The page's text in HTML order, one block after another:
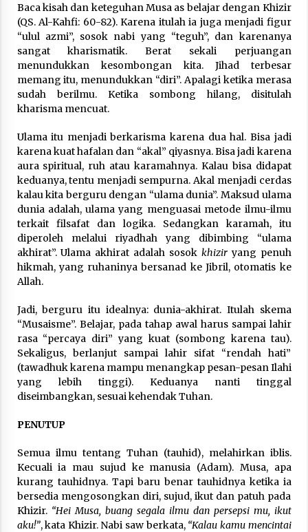
Baca kisah dan keteguhan Musa as belajar dengan Khizir
(QS. Al-Kahfi: 60-82). Karena itulah ia juga menjadi figur
“ulul azmi”, sosok nabi yang “teguh”, dan karenanya
sangat kharismatik. Berat sekali perjuangan
menundukkan kesombongan kita. Jihad terbesar
memang itu, menundukkan “diri”. Apalagi ketika merasa
sudah berilmu. Ketika sombong hilang, disitulah
kharisma mencuat.
Ulama itu menjadi berkarisma karena dua hal. Bisa jadi
karena kuat hafalan dan “akal” qiyasnya. Bisa jadi karena
aura spiritual, ruh atau karamahnya. Kalau bisa didapat
keduanya, tentu menjadi sempurna. Akal menjadi cerdas
kalau kita berguru dengan “ulama dunia”. Maksud ulama
dunia adalah, ulama yang menguasai metode ilmu-ilmu
terkait filsafat dan logika. Sedangkan karamah, itu
diperoleh melalui riyadhah yang dibimbing “ulama
akhirat”. Ulama akhirat adalah sosok khiziryang penuh
hikmah, yang ruhaninya bersanad ke Jibril, otomatis ke
Allah.
Jadi, berguru itu idealnya: dunia-akhirat. Itulah skema
“Musaisme”. Belajar, pada tahap awal harus sampai lahir
rasa “percaya diri” yang kuat (sombong karena tau).
Sekaligus, berlanjut sampai lahir sifat “rendah hati”
(tawadhuk karena mampu menangkap pesan-pesan Ilahi
yang lebih tinggi). Keduanya nanti tinggal
diseimbangkan, sesuai kehendak Tuhan.
PENUTUP
Semua ilmu tentang Tuhan (tauhid), melahirkan iblis.
Kecuali ia mau sujud ke manusia (Adam). Musa, apa
kurang tauhidnya. Tapi baru benar tauhidnya ketika ia
bersedia mengosongkan diri, sujud, ikut dan patuh pada
Khizir. “Hei Musa, buang segala ilmu dan persepsi mu, ikut
aku!”, kata Khizir. Nabi saw berkata, “Kalau kamu mencintai